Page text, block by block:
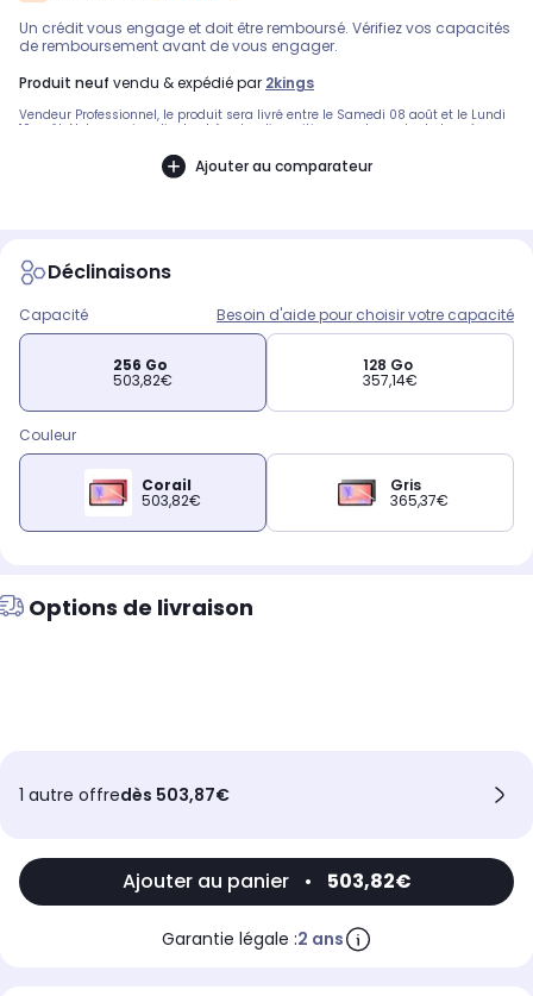
Un crédit vous engage et doit être remboursé. Vérifiez vos capacités
de remboursement avant de vous engager.
produit neuf vendu & expédié par 2kings
Vendeur Professionnel, le produit sera livré entre le Samedi 08 août et le Lundi
10 août. Notre service client est à votre disposition avant, pendant et après
Ajouter au comparateur
Déclinaisons
Capacité Besoin d'aide pour choisir votre capacité
256 Go
503,82€
128 Go
357,14€
Couleur
Corail
503,82€
Gris
365,37€
Options de livraison
1 autre offredès 503,87€
Ajouter au panier • 503,82€
Garantie légale :2 ans